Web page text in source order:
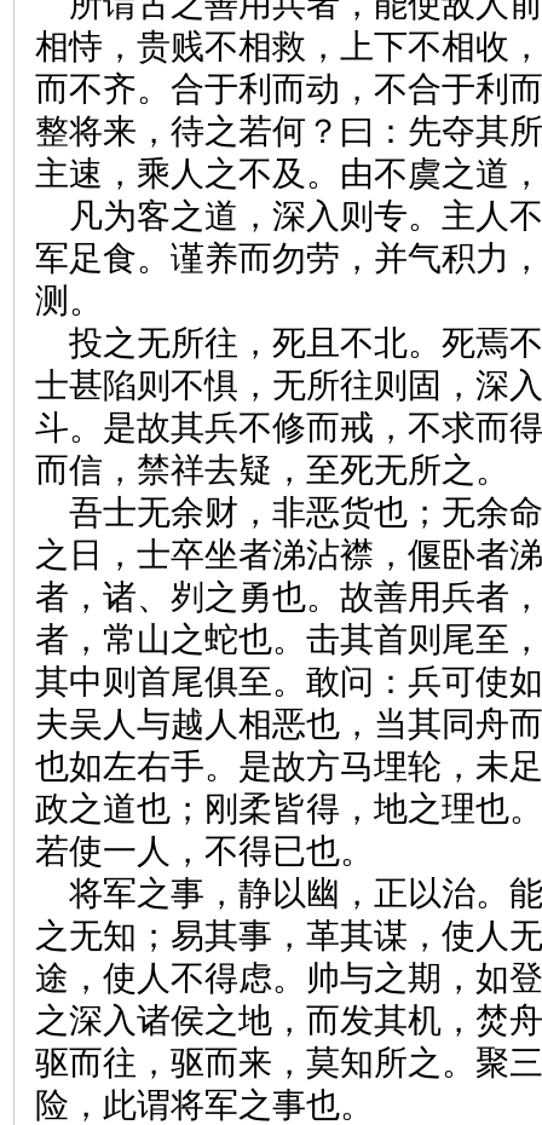
相恃，贵贱不相救，上下不相收
而不齐。合于利而动，不合于利
整将来，待之若何？曰：先夺其
主速，乘人之不及。由不虞之道
凡为客之道，深入则专。主人
军足食。谨养而勿劳，并气积力
测。
投之无所往，死且不北。死焉
士甚陷则不惧，无所往则固，深
斗。是故其兵不修而戒，不求而
而信，禁祥去疑，至死无所之。
吾士无余财，非恶货也；无余
之日，士卒坐者涕沾襟，偃卧者
者，诸、刿之勇也。故善用兵者
者，常山之蛇也。击其首则尾至
其中则首尾俱至。敢问：兵可使
夫吴人与越人相恶也，当其同舟
也如左右手。是故方马埋轮，未
政之道也；刚柔皆得，地之理也
若使一人，不得已也。
将军之事，静以幽，正以治。
之无知；易其事，革其谋，使人
途，使人不得虑。帅与之期，如
之深入诸侯之地，而发其机，焚
驱而往，驱而来，莫知所之。聚
险，此谓将军之事也。